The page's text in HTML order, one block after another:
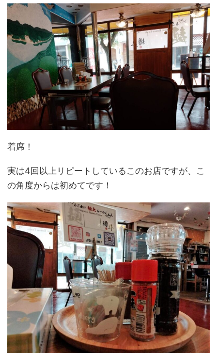
着席！
実は4回以上リピートしているこのお店ですが、こ
の角度からは初めてです！